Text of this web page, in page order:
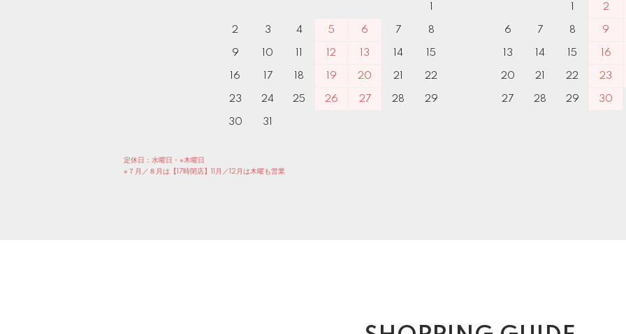
2 3 4 5 6 7 8
9 10 12 13 14 15
16 17 18 19 20 21 22
23 24 25 26 27 28 29
30 31
2
6 7 8 9
13 14 15 16
20 21 22 23
27 28 29 30
定休日：水曜日・※木曜日
※７月／８月は【17時閉店】11月／12月は木曜も営業